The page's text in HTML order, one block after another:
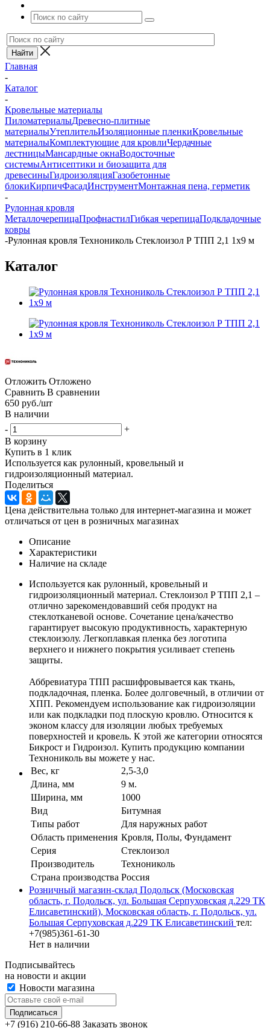
Главная
-
Каталог
-
Кровельные материалы
ПиломатериалыДревесно-плитные
материалыУтеплительИзоляционные пленкиКровельные
материалыКомплектующие для кровлиЧердачные
лестницыМансардные окнаВодосточные
системыАнтисептики и биозащита для
древесиныГидроизоляцияГазобетонные
блокиКирпичФасадИнструментМонтажная пена, герметик
-
Рулонная кровля
МеталлочерепицаПрофнастилГибкая черепицаПодкладочные
ковры
-Рулонная кровля Технониколь Стеклоизол Р ТПП 2,1 1x9 м
Каталог
Отложить Отложено
Сравнить В сравнении
650 руб./шт
В наличии
-
+
В корзину
Купить в 1 клик
Используется как рулонный, кровельный и
гидроизоляционный материал.
Поделиться
Цена действительна только для интернет-магазина и может
отличаться от цен в розничных магазинах
Описание
Характеристики
Наличие на складе
Используется как рулонный, кровельный и
гидроизоляционный материал. Стеклоизол P ТПП 2,1 –
отлично зарекомендовавший себя продукт на
стеклотканевой основе. Сочетание цена/качество
гарантирует высокую продуктивность, характерную
стеклоизолу. Легкоплавкая пленка без логотипа
верхнего и нижнего покрытия усиливает степень
защиты.
Аббревиатура ТПП расшифровывается как ткань,
подкладочная, пленка. Более долговечный, в отличии от
ХПП. Рекомендуем использование как гидроизоляции
или как подкладки под плоскую кровлю. Относится к
эконом классу для изоляции любых требуемых
поверхностей и кровель. К этой же категории относятся
Бикрост и Гидроизол. Купить продукцию компании
Технониколь вы можете у нас.
Вес, кг
2,5-3,0
Длина, мм
9 м.
Ширина, мм
1000
Вид
Битумная
Типы работ
Для наружных работ
Область применения Кровля, Полы, Фундамент
Серия
Стеклоизол
Производитель
Технониколь
Страна производства Россия
Розничный магазин-склад Подольск (Московская
область, г. Подольск, ул. Большая Серпуховская д.229 ТК
Елисаветинский), Московская область, г. Подольск, ул.
Большая Серпуховская д.229 ТК Елисаветинский тел:
+7(985)361-61-30
Нет в наличии
Подписывайтесь
на новости и акции
Новости магазина
+7 (916) 210-66-88 Заказать звонок